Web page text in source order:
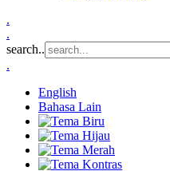
.
.
search..
.
English
Bahasa Lain